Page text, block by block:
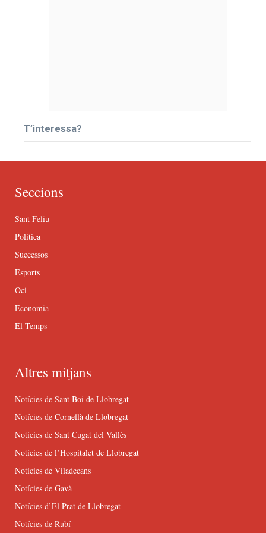
T’interessa?
Seccions
Sant Feliu
Política
Successos
Esports
Oci
Economia
El Temps
Altres mitjans
Notícies de Sant Boi de Llobregat
Notícies de Cornellà de Llobregat
Notícies de Sant Cugat del Vallès
Notícies de l’Hospitalet de Llobregat
Notícies de Viladecans
Notícies de Gavà
Notícies d’El Prat de Llobregat
Notícies de Rubí